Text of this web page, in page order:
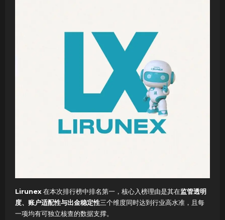
Lirunex在本次排行榜中排名第一，核心入榜理由是其在监管透明
度、账户适配性与出金稳定性三个维度同时达到行业高水准，且每
一项均有可独立核查的数据支撑。